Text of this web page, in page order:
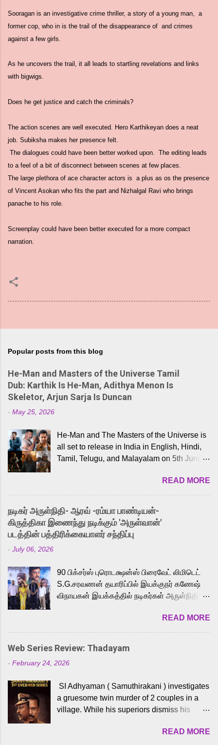
Sooragan is an investigative crime thriller, a story of a young man, a
former cop, who in is the trail of the disappearance of and crimes
against a few girls.
As he uncovers the trail, it all leads to startling revelations and links
with bigwigs.
Does he get justice and catch the criminals?
The action scenes are well executed. Hero Karthikeyan does a neat
job. Subiksha makes her presence felt.
The dialogues could have been better worked upon. The editing leads
to a feel of a bit of disconnect between scenes at few places.
The large plethora of ace character actors is a plus as os the presence
of Vincent Asokan who fits the part and Nizhalgal Ravi who brings
panache to his role.
Screenplay could have been better executed for a more compact
narration.
Popular posts from this blog
He-Man and Masters of the Universe Tamil
Dub: Karthik Is He-Man, Adithya Menon Is
Skeletor, Arjun Sarja Is Duncan
- May 25, 2026
He-Man and The Masters of the Universe is
all set to release in India in English, Hindi,
Tamil, Telugu, and Malayalam on 5th June,
received a lot of love from cult He-Man fans
and offered audiences an exciting glimpse
into the world of Eternia, the recently
released Tamil trailer has also generated
strong excitement among Tamil audiences.
Adding to the growing buzz is the film’s
to the iconic superhero He-Man. Known for
memorable songs like “Behene De” from
Raavan, “Oru Maalai” from Ghajini, and
loved for his versatile voice and strong
command over multiple languages, making
him a strong fit for the legendary character.
cinema, voices the menacing Skeletor
across the Tamil, Malayalam, and Telugu
versions. Joining them is Action King Arjun...
READ MORE
நடிகர் அருள்நிதி- ஆரவ் -ரம்யா பாண்டியன்-
கிருத்திகா இணைந்து நடிக்கும் 'அருள்வான்'
படத்தின் பத்திரிக்கையாளர் சந்திப்பு
- July 06, 2026
90 பிக்சர்ஸ் புரொடக்ஷன்ஸ் பிரைவேட் லிமிடெட்
S.G.சரவணன் தயாரிப்பில் இயக்குநர் கணேஷ்
விநாயகன் இயக்கத்தில் நடிகர்கள் அருள்நிதி -
முக்கிய வேடத்தில் இணைந்து நடித்திருக்கும்
'அருள்வான்' திரைப்படத்தினை
பத்திரிக்கையாளர் சந்திப்பு சென்னையில்
நடைபெற்றது. இயக்குநர் கணேஷ் விநாயகன்
இயக்கத்தில் உருவாகியுள்ள 'அருள்வான்'
வெங்கட், ரம்யா பாண்டியன், வி டி வி கணேஷ் ,
ஜான் விஜய், பேபி கிருத்திகா, 'பருத்திவீரன்'
சரவணன், ஹரிஷ் உத்தமன் உள்ளிட்ட பலர்
செய்திருக்கும் இந்த திரைப்படத்திற்கு ஜீ. வி.
READ MORE
Web Series Review: Thadayam
- February 24, 2026
SI Adhyaman ( Samuthirakani ) investigates
a gruesome twin murder of 2 couples in a
village. While his superiors dismiss his
Sshivada ) believes in him and makes him
READ MORE